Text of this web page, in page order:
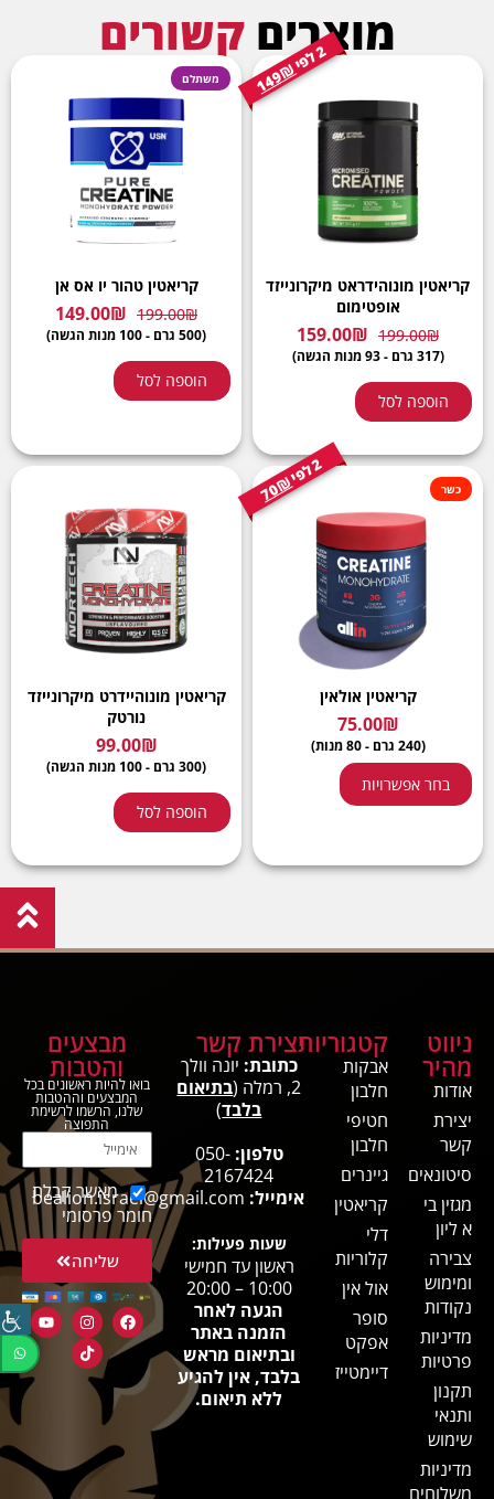
מוצרים קשורים 2
ל
פ
י
149₪
קריאטין מונוהידראט מיקרונייזד
אופטימום
199.00₪
159.00₪
(317 גרם - 93 מנות הגשה)
הוספה לסל
משתלם
קריאטין טהור יו אס אן
199.00₪
149.00₪
(500 גרם - 100 מנות הגשה)
הוספה לסל
2
ל
פ
י
70₪ כשר
קריאטין אולאין
75.00₪
(240 גרם - 80 מנות)
בחר אפשרויות
קריאטין מונוהיידרט מיקרונייזד
נורטק
99.00₪
(300 גרם - 100 מנות הגשה)
הוספה לסל
ניווט
מהיר
אודות
יצירת
קשר
סיטונאים
מגזין בי
א ליון
צבירה
ומימוש
נקודות
מדיניות
פרטיות
תקנון
ותנאי
שימוש
מדיניות
משלוחים
קטגוריות
אבקות
חלבון
חטיפי
חלבון
גיינרים
קריאטין
דלי
קלוריות
אול אין
סופר
אפקט
דיימטייז
יצירת קשר
כתובת: יונה וולך
2, רמלה (
בתיאום
בלבד)
טלפון: 050-
2167424
אימייל: bealion.israel@gmail.com
שעות פעילות:
ראשון עד חמישי
10:00 – 20:00
הגעה לאחר
הזמנה באתר
ובתיאום מראש
בלבד, אין להגיע
ללא תיאום.
מבצעים
והטבות
בואו להיות ראשונים בכל
המבצעים וההטבות
שלנו, הרשמו לרשימת
התפוצה
מאשר קבלת
חומר פרסומי
שליחה